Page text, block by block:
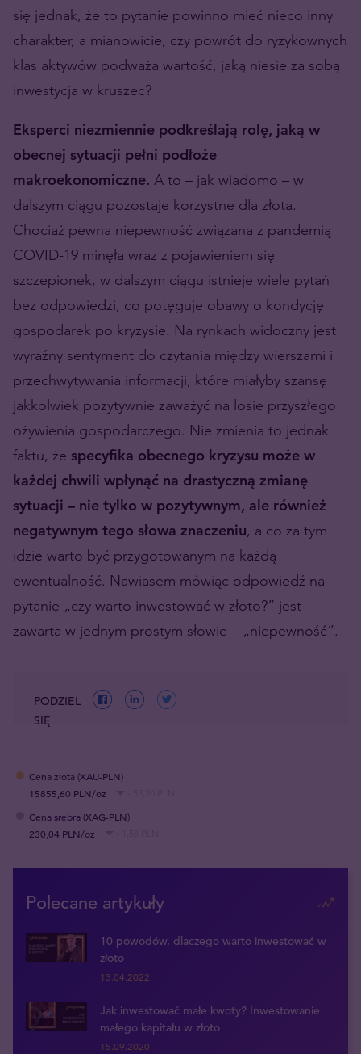
się jednak, że to pytanie powinno mieć nieco inny
charakter, a mianowicie, czy powrót do ryzykownych
klas aktywów podważa wartość, jaką niesie za sobą
inwestycja w kruszec?
Eksperci niezmiennie podkreślają rolę, jaką w
obecnej sytuacji pełni podłoże
makroekonomiczne. A to – jak wiadomo – w
dalszym ciągu pozostaje korzystne dla złota.
Chociaż pewna niepewność związana z pandemią
COVID-19 minęła wraz z pojawieniem się
szczepionek, w dalszym ciągu istnieje wiele pytań
bez odpowiedzi, co potęguje obawy o kondycję
gospodarek po kryzysie. Na rynkach widoczny jest
wyraźny sentyment do czytania między wierszami i
przechwytywania informacji, które miałyby szansę
jakkolwiek pozytywnie zaważyć na losie przyszłego
ożywienia gospodarczego. Nie zmienia to jednak
faktu, że specyfika obecnego kryzysu może w
każdej chwili wpłynąć na drastyczną zmianę
sytuacji – nie tylko w pozytywnym, ale również
negatywnym tego słowa znaczeniu, a co za tym
idzie warto być przygotowanym na każdą
ewentualność. Nawiasem mówiąc odpowiedź na
pytanie „czy warto inwestować w złoto?” jest
zawarta w jednym prostym słowie – „niepewność”.
PODZIEL
SIĘ
Cena złota (XAU-PLN)
15855,60 PLN/oz
Cena srebra (XAG-PLN)
230,04 PLN/oz
Polecane artykuły
10 powodów, dlaczego warto inwestować w
złoto
13.04.2022
Jak inwestować małe kwoty? Inwestowanie
małego kapitału w złoto
15.09.2020